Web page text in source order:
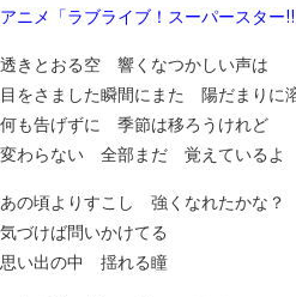
アニメ「ラブライブ！スーパースター
透きとおる空 響くなつかしい声は
目をさました瞬間にまた 陽だまりに
何も告げずに 季節は移ろうけれど
変わらない 全部まだ 覚えているよ
あの頃よりすこし 強くなれたかな？
気づけば問いかけてる
思い出の中 揺れる瞳